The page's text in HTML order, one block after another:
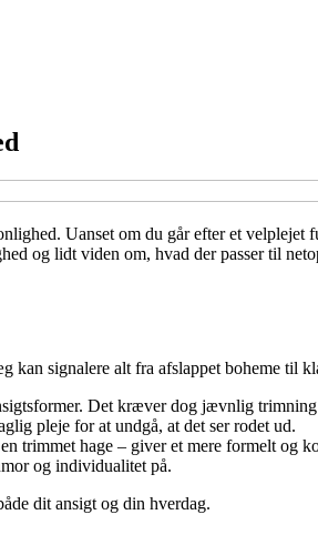
Uanset om du går efter et
og lidt viden om, hvad der passer til
signalere alt fra afslappet boheme til
Det kræver dog jævnlig
pleje for at undgå, at det ser rodet ud.
trimmet hage – giver et mere formelt og
og individualitet på.
dit ansigt og din hverdag.